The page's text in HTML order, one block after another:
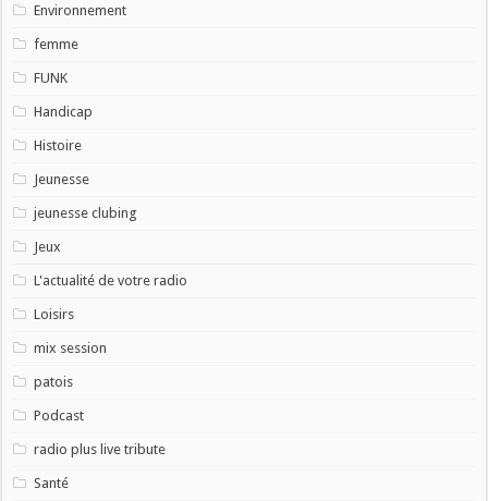
Environnement
femme
FUNK
Handicap
Histoire
Jeunesse
jeunesse clubing
Jeux
L'actualité de votre radio
Loisirs
mix session
patois
Podcast
radio plus live tribute
Santé